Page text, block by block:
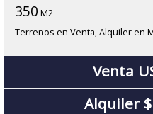
350 M2
Terrenos en Venta, Alquiler en
Venta
Alquiler